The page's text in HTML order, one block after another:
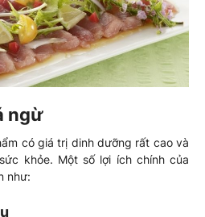
ngừ
có giá trị dinh dưỡng rất cao và
khỏe. Một số lợi ích chính của
như: